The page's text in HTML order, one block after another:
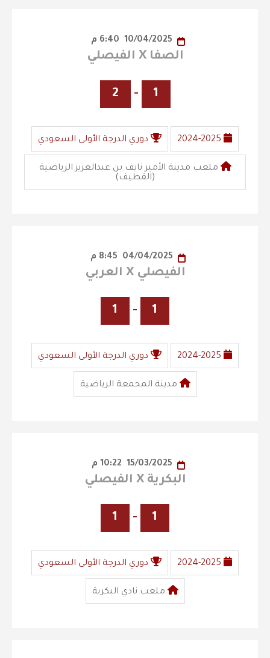
الصفا X الفيصلي
1
-
2
2024-2025 دوري الدرجة الأولى السعودي
ملعب مدينة الأمير نايف بن عبدالعزيز الرياضية
(القطيف)
الفيصلي X العربي
1
-
1
2024-2025 دوري الدرجة الأولى السعودي
مدينة المجمعة الرياضية
البكرية X الفيصلي
1
-
1
2024-2025 دوري الدرجة الأولى السعودي
ملعب نادي البكرية